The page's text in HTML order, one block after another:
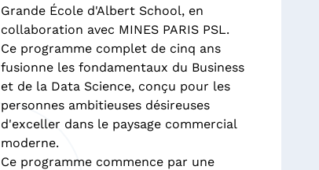
Grande École d'Albert School, en
collaboration avec MINES PARIS PSL.
Ce programme complet de cinq ans
fusionne les fondamentaux du Business
et de la Data Science, conçu pour les
personnes ambitieuses désireuses
d'exceller dans le paysage commercial
moderne.
Ce programme commence par une